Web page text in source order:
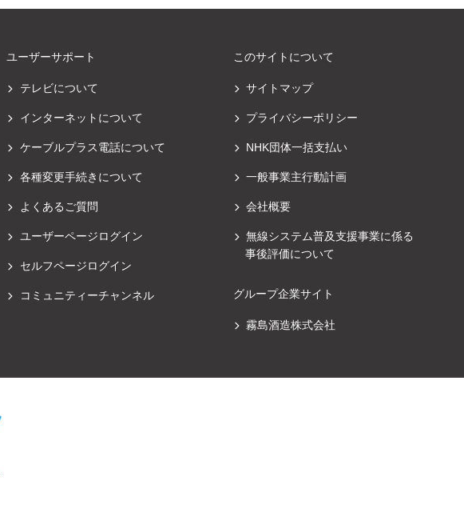
ユーザーサポート
テレビについて
インターネットについて
ケーブルプラス電話について
各種変更手続きについて
よくあるご質問
ユーザーページログイン
セルフページログイン
コミュニティーチャンネル
このサイトについて
サイトマップ
プライバシーポリシー
NHK団体一括支払い
一般事業主行動計画
会社概要
無線システム普及支援事業に係る
事後評価について
グループ企業サイト
霧島酒造株式会社